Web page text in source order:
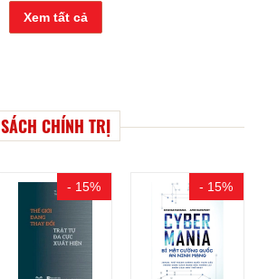
Xem tất cả
SÁCH CHÍNH TRỊ
- 15% - 15%